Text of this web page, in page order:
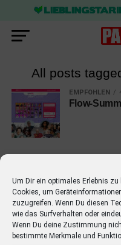
Um Dir ein optimales Erlebnis
Cookies, um
zuzugreifen. Wenn Du diesen
wie das Surfverhalten oder
Wenn Du deine Zustimmung
bestimmte Merkmale und
All posts
EMPFOHLEN
Flow-
STARS 4
Barbara
von